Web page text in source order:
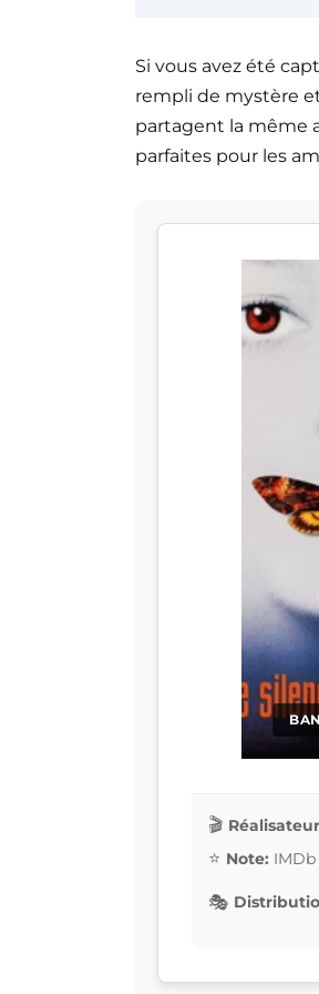
Si vous avez été
rempli de mystère
partagent la même
parfaites pour les
Note: IMDb